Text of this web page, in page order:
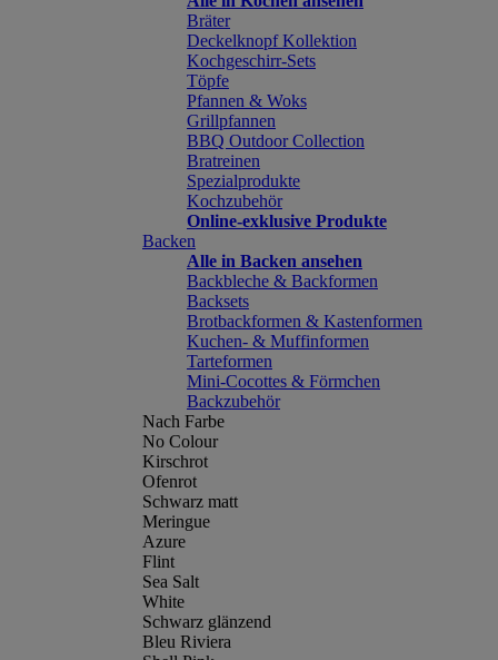
Bräter
Deckelknopf Kollektion
Kochgeschirr-Sets
Töpfe
Pfannen & Woks
Grillpfannen
BBQ Outdoor Collection
Bratreinen
Spezialprodukte
Kochzubehör
Online-exklusive Produkte
Backen
Alle in Backen ansehen
Backbleche & Backformen
Backsets
Brotbackformen & Kastenformen
Kuchen- & Muffinformen
Tarteformen
Mini-Cocottes & Förmchen
Backzubehör
Nach Farbe
No Colour
Kirschrot
Ofenrot
Schwarz matt
Meringue
Azure
Flint
Sea Salt
White
Schwarz glänzend
Bleu Riviera